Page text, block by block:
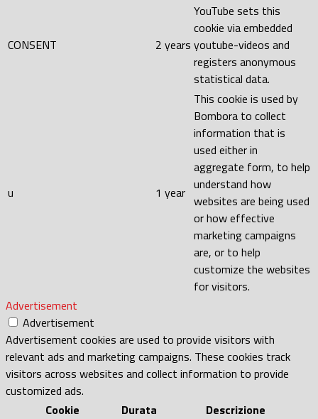
CONSENT 2 years
YouTube sets this
cookie via embedded
youtube-videos and
registers anonymous
statistical data.
u 1 year
This cookie is used by
Bombora to collect
information that is
used either in
aggregate form, to help
understand how
websites are being used
or how effective
marketing campaigns
are, or to help
customize the websites
for visitors.
Advertisement
Advertisement
Advertisement cookies are used to provide visitors with
relevant ads and marketing campaigns. These cookies track
visitors across websites and collect information to provide
customized ads.
Cookie
Durata Descrizione